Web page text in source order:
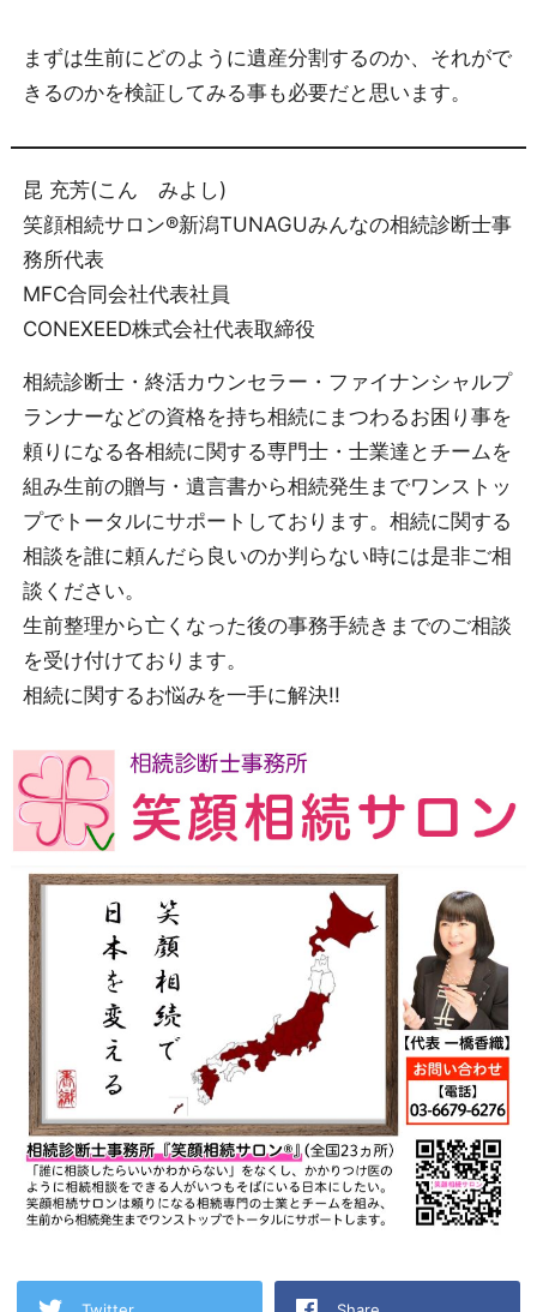
まずは生前にどのように遺産分割するのか、それがで
きるのかを検証してみる事も必要だと思います。
昆 充芳(こん みよし)
笑顔相続サロン®新潟TUNAGUみんなの相続診断士事
務所代表
MFC合同会社代表社員
CONEXEED株式会社代表取締役
相続診断士・終活カウンセラー・ファイナンシャルプ
ランナーなどの資格を持ち相続にまつわるお困り事を
頼りになる各相続に関する専門士・士業達とチームを
組み生前の贈与・遺言書から相続発生までワンストッ
プでトータルにサポートしております。相続に関する
相談を誰に頼んだら良いのか判らない時には是非ご相
談ください。
生前整理から亡くなった後の事務手続きまでのご相談
を受け付けております。
相続に関するお悩みを一手に解決!!